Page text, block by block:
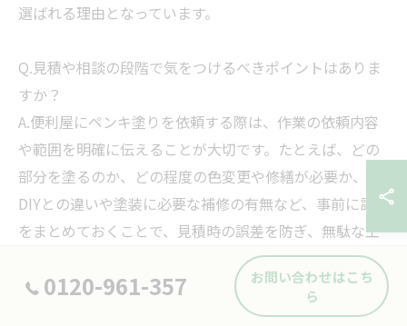
選ばれる理由となっています。
Q.見積や相談の段階で気をつけるべきポイントはありま
すか？
A.便利屋にペンキ塗りを依頼する際は、作業の依頼内容
や範囲を明確に伝えることが大切です。たとえば、どの
部分を塗るのか、どの程度の色変更や修繕が必要か、
DIYとの違いや塗装に必要な補修の有無など、事前に詳細
をまとめておくことで、見積時の誤差を防ぎ、無駄な工
事や時間の浪費を避けることができます。また、料金に
含まれる項目や無料で対応してもらえる作業範囲なども
併せて確認することで、後のトラブルを防げます。さら
0120-961-357
お問い合わせはこち
ら